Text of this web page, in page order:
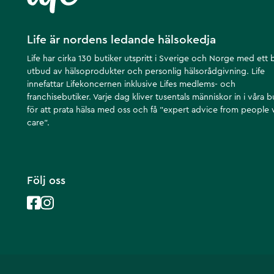
Life är nordens ledande hälsokedja
Life har cirka 130 butiker utspritt i Sverige och Norge med ett
utbud av hälsoprodukter och personlig hälsorådgivning. Life
innefattar Lifekoncernen inklusive Lifes medlems- och
franchisebutiker. Varje dag kliver tusentals människor in i våra
för att prata hälsa med oss och få ”expert advice from people
care”.
Följ oss